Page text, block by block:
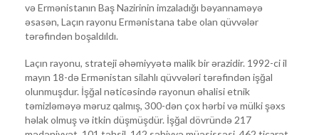
və Ermənistanın Baş Nazirinin imzaladığı bəyannaməyə
əsasən, Laçın rayonu Ermənistana tabe olan qüvvələr
tərəfindən boşaldıldı.
Laçın rayonu, strateji əhəmiyyətə malik bir ərazidir. 1992-ci il
mayın 18-də Ermənistan silahlı qüvvələri tərəfindən işğal
olunmuşdur. İşğal nəticəsində rayonun əhalisi etnik
təmizləməyə məruz qalmış, 300-dən çox hərbi və mülki şəxs
həlak olmuş və itkin düşmüşdür. İşğal dövründə 217